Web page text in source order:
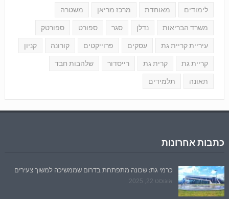
לימודים מאוחדת מרכז מריאן משטרה
משרד הבריאות נדלן סגר ספורט ספורטק
עיריית קריית גת עסקים פרוייקטים קורונה קניון
קריית גת קרית גת רייסדור שלהבות חבד
תאונה תלמידים
כתבות אחרונות
כרמי גת: שכונה מתפתחת בדרום שממשיכה למשוך צעירים
אוגוסט 22, 2025